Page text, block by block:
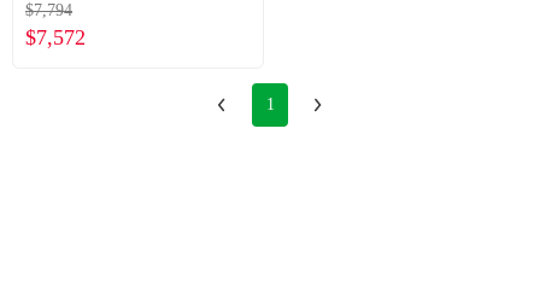
成長配方（1600gX6
罐）
$7,794
$7,572
1